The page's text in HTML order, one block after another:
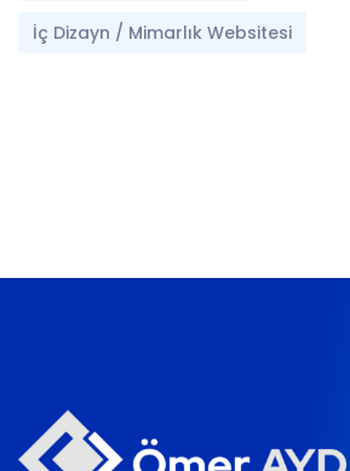
İç Dizayn / Mimarlık Websitesi